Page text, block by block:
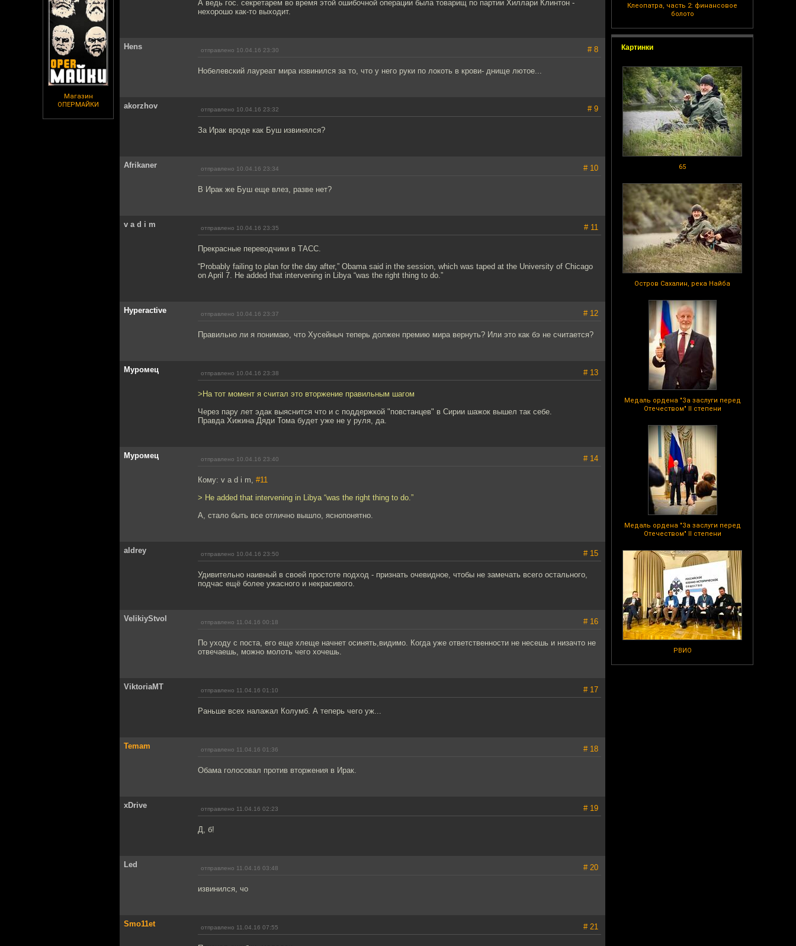
Магазин
ОПЕРМАЙКИ
Клеопатра, часть 2: финансовое
болото
Картинки
65
Остров Сахалин, река Найба
Медаль ордена "За заслуги перед
Отечеством" II степени
Медаль ордена "За заслуги перед
Отечеством" II степени
РВИО
А ведь гос. секретарем во время этой ошибочной операции была товарищ по партии Хиллари Клинтон -
нехорошо как-то выходит.
Hens отправлено 10.04.16 23:30 # 8
Нобелевский лауреат мира извинился за то, что у него руки по локоть в крови- днище лютое...
akorzhov отправлено 10.04.16 23:32 # 9
За Ирак вроде как Буш извинялся?
Afrikaner отправлено 10.04.16 23:34 # 10
В Ирак же Буш еще влез, разве нет?
v a d i m отправлено 10.04.16 23:35 # 11
Прекрасные переводчики в ТАСС.
“Probably failing to plan for the day after,” Obama said in the session, which was taped at the University of Chicago
on April 7. He added that intervening in Libya “was the right thing to do.”
Hyperactive отправлено 10.04.16 23:37 # 12
Правильно ли я понимаю, что Хусейныч теперь должен премию мира вернуть? Или это как бэ не считается?
Муромец отправлено 10.04.16 23:38 # 13
>На тот момент я считал это вторжение правильным шагом
Через пару лет эдак выяснится что и с поддержкой "повстанцев" в Сирии шажок вышел так себе.
Правда Хижина Дяди Тома будет уже не у руля, да.
Муромец отправлено 10.04.16 23:40 # 14
Кому: v a d i m, #11
> He added that intervening in Libya “was the right thing to do.”
А, стало быть все отлично вышло, яснопонятно.
aldrey отправлено 10.04.16 23:50 # 15
Удивительно наивный в своей простоте подход - признать очевидное, чтобы не замечать всего остального,
подчас ещё более ужасного и некрасивого.
VelikiyStvol отправлено 11.04.16 00:18 # 16
По уходу с поста, его еще хлеще начнет осинять,видимо. Когда уже ответственности не несешь и низачто не
отвечаешь, можно молоть чего хочешь.
ViktoriaMT отправлено 11.04.16 01:10 # 17
Раньше всех налажал Колумб. А теперь чего уж...
Temam отправлено 11.04.16 01:36 # 18
Обама голосовал против вторжения в Ирак.
xDrive отправлено 11.04.16 02:23 # 19
Д, б!
Led отправлено 11.04.16 03:48 # 20
извинился, чо
Smo11et отправлено 11.04.16 07:55 # 21